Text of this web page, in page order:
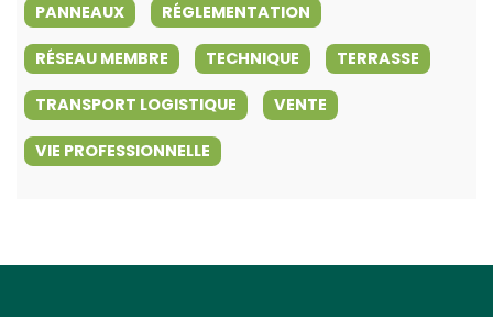
PANNEAUX RÉGLEMENTATION
RÉSEAU MEMBRE TECHNIQUE TERRASSE
TRANSPORT LOGISTIQUE VENTE
VIE PROFESSIONNELLE